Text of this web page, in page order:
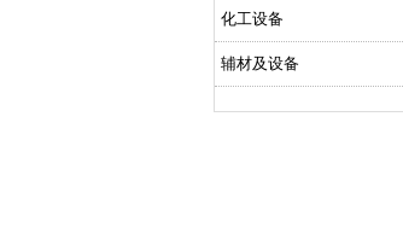
化工设备
辅材及设备